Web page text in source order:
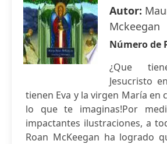
Autor:
Mckeegan
Número de
¿Que
Jesucristo
tienen Eva y la virgen María en
lo que te imaginas!Por
impactantes ilustraciones, a
Roan McKeegan ha logrado